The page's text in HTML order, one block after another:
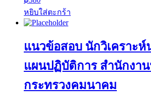
หยิบใส่ตะกร้า
แนวข้อสอบ นักวิเคราะห์
แผนปฏิบัติการ สำนักงา
กระทรวงคมนาคม